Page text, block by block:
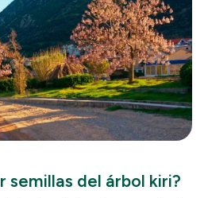
semillas del árbol kiri?